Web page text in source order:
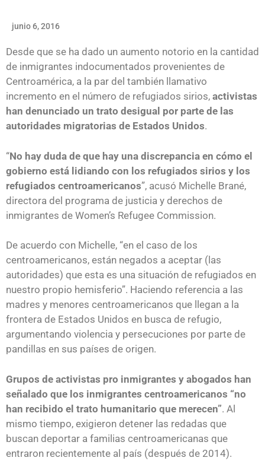
junio 6, 2016
Desde que se ha dado un aumento notorio en la cantidad
de inmigrantes indocumentados provenientes de
Centroamérica, a la par del también llamativo
incremento en el número de refugiados sirios, activistas
han denunciado un trato desigual por parte de las
autoridades migratorias de Estados Unidos.
“No hay duda de que hay una discrepancia en cómo el
gobierno está lidiando con los refugiados sirios y los
refugiados centroamericanos”, acusó Michelle Brané,
directora del programa de justicia y derechos de
inmigrantes de Women’s Refugee Commission.
De acuerdo con Michelle, “en el caso de los
centroamericanos, están negados a aceptar (las
autoridades) que esta es una situación de refugiados en
nuestro propio hemisferio”. Haciendo referencia a las
madres y menores centroamericanos que llegan a la
frontera de Estados Unidos en busca de refugio,
argumentando violencia y persecuciones por parte de
pandillas en sus países de origen.
Grupos de activistas pro inmigrantes y abogados han
señalado que los inmigrantes centroamericanos “no
han recibido el trato humanitario que merecen”. Al
mismo tiempo, exigieron detener las redadas que
buscan deportar a familias centroamericanas que
entraron recientemente al país (después de 2014).